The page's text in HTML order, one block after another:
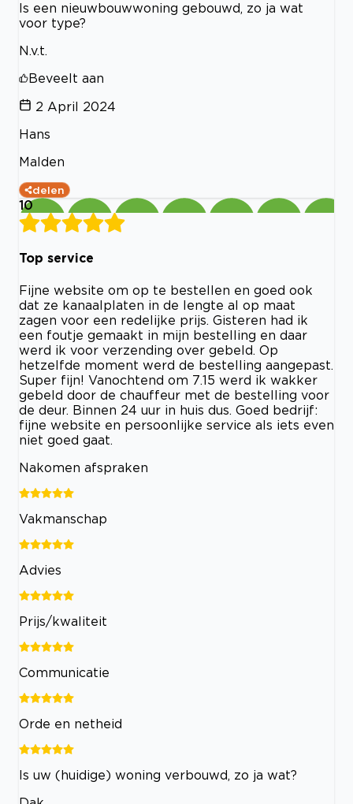
Is een nieuwbouwwoning gebouwd, zo ja wat
voor type?
N.v.t.
Beveelt aan
2 April 2024
Hans
Malden
delen
10
Top service
Fijne website om op te bestellen en goed ook
dat ze kanaalplaten in de lengte al op maat
zagen voor een redelijke prijs. Gisteren had ik
een foutje gemaakt in mijn bestelling en daar
werd ik voor verzending over gebeld. Op
hetzelfde moment werd de bestelling aangepast.
Super fijn! Vanochtend om 7.15 werd ik wakker
gebeld door de chauffeur met de bestelling voor
de deur. Binnen 24 uur in huis dus. Goed bedrijf:
fijne website en persoonlijke service als iets even
niet goed gaat.
Nakomen afspraken
Vakmanschap
Advies
Prijs/kwaliteit
Communicatie
Orde en netheid
Is uw (huidige) woning verbouwd, zo ja wat?